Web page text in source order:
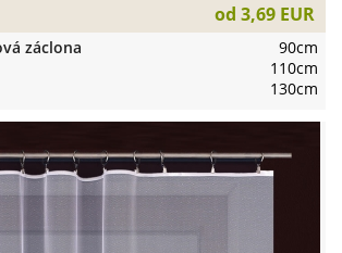
od 3,69 EUR
záclona
90cm
110cm
130cm